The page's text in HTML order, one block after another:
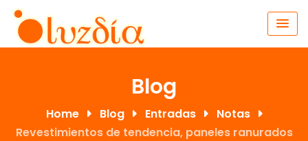
Blog
Home Blog Entradas
Notas
Revestimientos de tendencia, paneles ranurados